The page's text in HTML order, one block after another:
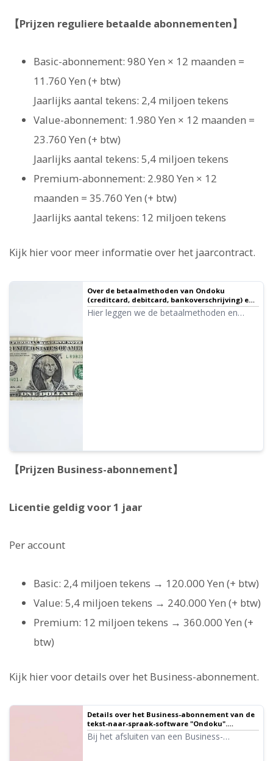
【Prijzen reguliere betaalde abonnementen】
Basic-abonnement: 980 Yen × 12 maanden =
11.760 Yen (+ btw)
Jaarlijks aantal tekens: 2,4 miljoen tekens
Value-abonnement: 1.980 Yen × 12 maanden =
23.760 Yen (+ btw)
Jaarlijks aantal tekens: 5,4 miljoen tekens
Premium-abonnement: 2.980 Yen × 12
maanden = 35.760 Yen (+ btw)
Jaarlijks aantal tekens: 12 miljoen tekens
Kijk hier voor meer informatie over het jaarcontract.
Over de betaalmethoden van Ondoku
(creditcard, debitcard, bankoverschrijving) en
kwitanties｜Tekst-naar-spraak-software
Ondoku
Hier leggen we de betaalmethoden en
【Prijzen Business-abonnement】
Licentie geldig voor 1 jaar
Per account
Basic: 2,4 miljoen tekens → 120.000 Yen (+ btw)
Value: 5,4 miljoen tekens → 240.000 Yen (+ btw)
Premium: 12 miljoen tekens → 360.000 Yen (+
btw)
Kijk hier voor details over het Business-abonnement.
Details over het Business-abonnement van de
tekst-naar-spraak-software "Ondoku".
Kenmerken, prijzen, etc.｜Tekst-naar-spraak-
software Ondoku
Bij het afsluiten van een Business-